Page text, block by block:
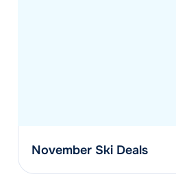
November Ski Deals